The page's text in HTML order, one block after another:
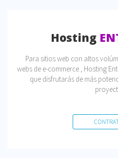
Hosting
Para sitios web con altos
webs de e-commerce , Hosting
que disfrutarás de más